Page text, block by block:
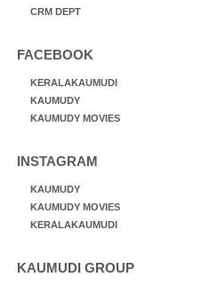
CRM DEPT
FACEBOOK
KERALAKAUMUDI
KAUMUDY
KAUMUDY MOVIES
INSTAGRAM
KAUMUDY
KAUMUDY MOVIES
KERALAKAUMUDI
KAUMUDI GROUP